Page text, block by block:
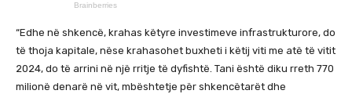
“Edhe në shkencë, krahas këtyre investimeve infrastrukturore, do
të thoja kapitale, nëse krahasohet buxheti i këtij viti me atë të vitit
2024, do të arrini në një rritje të dyfishtë. Tani është diku rreth 770
milionë denarë në vit, mbështetje për shkencëtarët dhe